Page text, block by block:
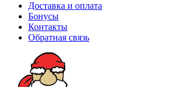
Доставка и оплата
Бонусы
Контакты
Обратная связь